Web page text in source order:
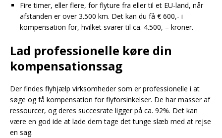
Fire timer, eller flere, for flyture fra eller til et EU-land, når
afstanden er over 3.500 km. Det kan du få € 600,- i
kompensation for, hvilket svarer til ca. 4.500, – kroner.
Lad professionelle køre din
kompensationssag
Der findes flyhjælp virksomheder som er professionelle i at
søge og få kompensation for flyforsinkelser. De har masser af
ressourcer, og deres succesrate ligger på ca. 92%. Det kan
være en god ide at lade dem tage det tunge slæb med at rejse
en sag.